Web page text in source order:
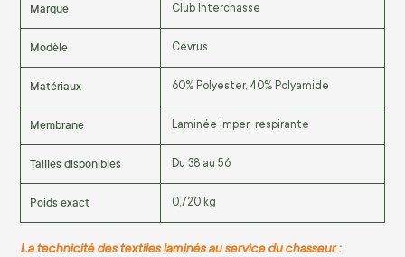
Marque Club Interchasse
Modèle Cévrus
Matériaux 60% Polyester, 40% Polyamide
Membrane Laminée imper-respirante
Tailles disponibles Du 38 au 56
Poids exact 0,720 kg
La technicité des textiles laminés au service du chasseur :